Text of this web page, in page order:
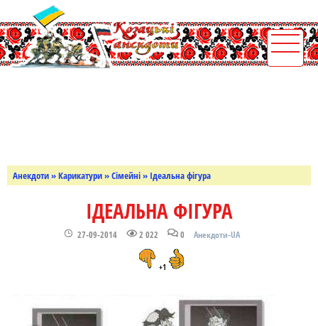
Анекдоти»Карикатури»Сімейні» Ідеальна фігура
ІДЕАЛЬНА ФІГУРА
27-09-2014 2 022 0 Анекдоти-UA
+1